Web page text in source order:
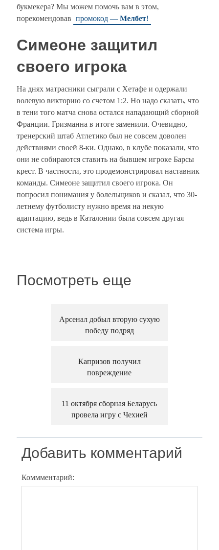
букмекера? Мы можем помочь вам в этом,
порекомендовав промокод — Мелбет!
Симеоне защитил
своего игрока
На днях матрасники сыграли с Хетафе и одержали
волевую викторию со счетом 1:2. Но надо сказать, что
в тени того матча снова остался нападающий сборной
Франции. Гризманна в итоге заменили. Очевидно,
тренерский штаб Атлетико был не совсем доволен
действиями своей 8-ки. Однако, в клубе показали, что
они не собираются ставить на бывшем игроке Барсы
крест. В частности, это продемонстрировал наставник
команды. Симеоне защитил своего игрока. Он
попросил понимания у болельщиков и сказал, что 30-
летнему футболисту нужно время на некую
адаптацию, ведь в Каталонии была совсем другая
система игры.
Посмотреть еще
Арсенал добыл вторую сухую
победу подряд
Капризов получил
повреждение
11 октября сборная Беларусь
провела игру с Чехией
Добавить комментарий
Коммментарий: